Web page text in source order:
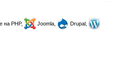
на PHP, Joomla,
Drupal,